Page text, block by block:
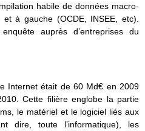
habile de données macro-
à gauche (OCDE, INSEE, etc).
auprès d’entreprises du
Internet était de 60 Md€ en 2009
Cette filière englobe la partie
le matériel et le logiciel liés aux
dire, toute l’informatique), les